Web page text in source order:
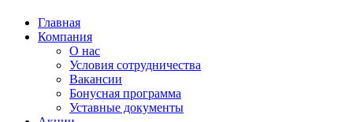
Главная
Компания
О нас
Условия сотрудничества
Вакансии
Бонусная программа
Уставные документы